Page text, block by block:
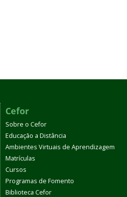
Cefor
Sobre o Cefor
Educação a Distância
Ambientes Virtuais de Aprendizagem
Matrículas
Cursos
Programas de Fomento
Biblioteca Cefor